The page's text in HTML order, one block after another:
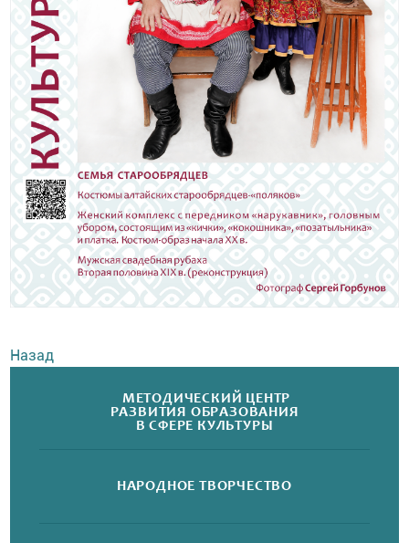
Назад
МЕТОДИЧЕСКИЙ ЦЕНТР
РАЗВИТИЯ ОБРАЗОВАНИЯ
В СФЕРЕ КУЛЬТУРЫ
НАРОДНОЕ ТВОРЧЕСТВО